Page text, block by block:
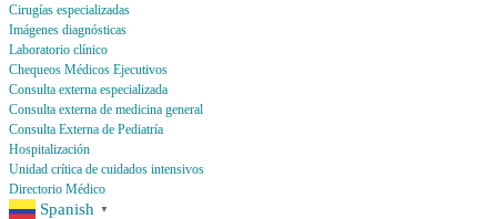
Cirugías especializadas
Imágenes diagnósticas
Laboratorio clínico
Chequeos Médicos Ejecutivos
Consulta externa especializada
Consulta externa de medicina general
Consulta Externa de Pediatría
Hospitalización
Unidad crítica de cuidados intensivos
Directorio Médico
Spanish ▼